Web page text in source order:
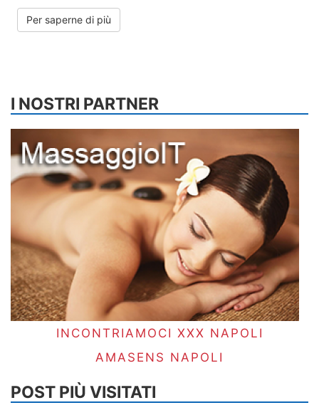
Per saperne di più
I NOSTRI PARTNER
INCONTRIAMOCI XXX NAPOLI
AMASENS NAPOLI
POST PIÙ VISITATI